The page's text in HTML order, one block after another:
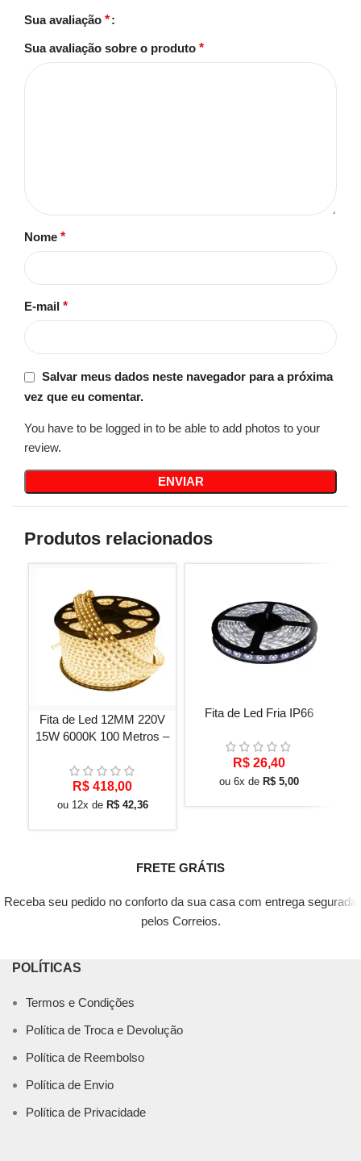
Sua avaliação *
Sua avaliação sobre o produto *
Nome *
E-mail *
Salvar meus dados neste navegador para a próxima
vez que eu comentar.
You have to be logged in to be able to add photos to your
review.
Produtos relacionados
Fita de Led 12MM 220V
15W 6000K 100 Metros –
R$ 418,00
ou 12x de R$42,36
Fita de Led Fria IP66
R$26,40
ou 6x de R$5,00
FRETE GRÁTIS
Receba seu pedido no conforto da sua casa com entrega segurada
pelos Correios.
POLÍTICAS
Termos e Condições
Política de Troca e Devolução
Política de Reembolso
Política de Envio
Política de Privacidade